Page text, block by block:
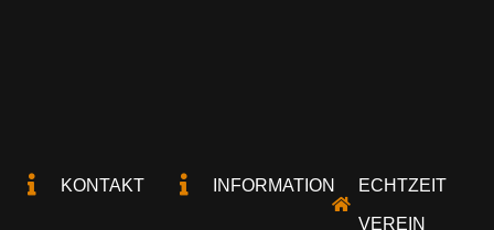
KONTAKT INFORMATION ECHTZEIT
VEREIN